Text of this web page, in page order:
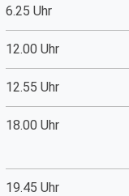
6.25 Uhr
12.00 Uhr
12.55 Uhr
18.00 Uhr
19.45 Uhr